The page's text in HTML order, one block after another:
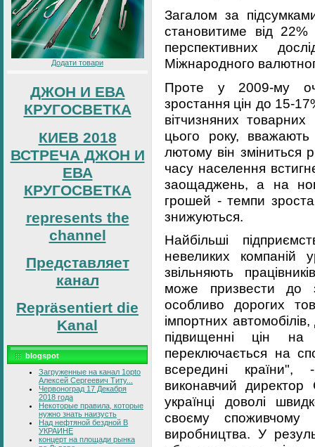
Додати товари
ДЖОН И ЕВА
КРУГОСВЕТКА
КИЕВ 2018
ВСТРЕЧА ДЖОН И
ЕВА
КРУГОСВЕТКА
represents the
channel
Представляет
канал
Repräsentiert die
Kanal
blogspot
Загруженные на канал 1opto
Алексей Сергеевич Титу...
Червоноград 17 Декабря
2018 года
Некоторые правила, которые
нужно знать наизусть
Над нефтяной бездной В
УКРАИНЕ
концерт на площади рынка
Загалом за
становитиме від
перспективних
Міжнародного
Проте у 2009-му
зростання цін до 15-
вітчизняних
цього року,
лютому він зміниться
часу населення
заощаджень, а на
грошей - темпи
знижуються.
Найбільші
невеликих компаній
звільняють
може призвести до
особливо дорогих
імпортних
підвищенні цін на
переключається на
всередині
виконавчий
українці доволі
своєму споживчому
виробництва. У